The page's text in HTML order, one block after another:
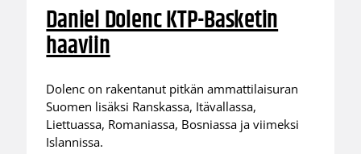
Daniel Dolenc KTP-Basketin
haaviin
Dolenc on rakentanut pitkän ammattilaisuran
Suomen lisäksi Ranskassa, Itävallassa,
Liettuassa, Romaniassa, Bosniassa ja viimeksi
Islannissa.